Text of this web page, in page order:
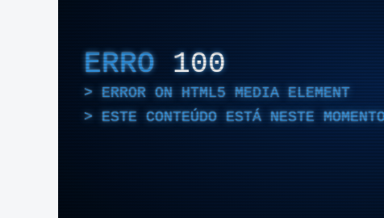
ERRO 100
ERROR ON HTML5 MEDIA ELEMENT
ESTE CONTEÚDO ESTÁ NESTE